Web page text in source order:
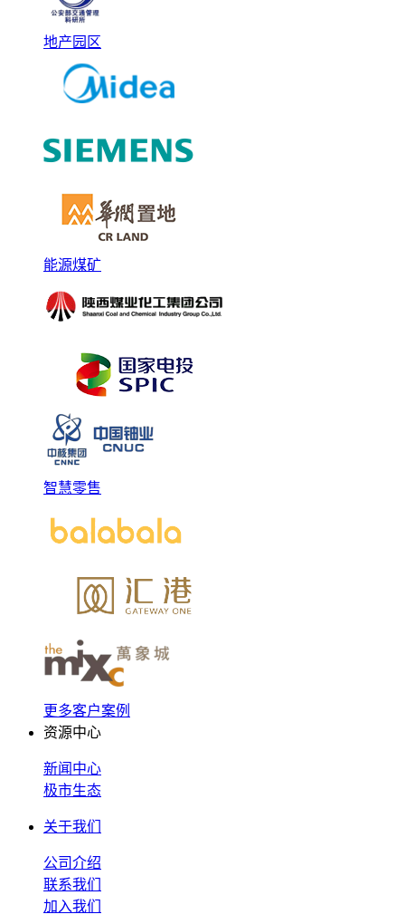
地产园区
能源煤矿
智慧零售
更多客户案例
资源中心
新闻中心
极市生态
关于我们
公司介绍
联系我们
加入我们